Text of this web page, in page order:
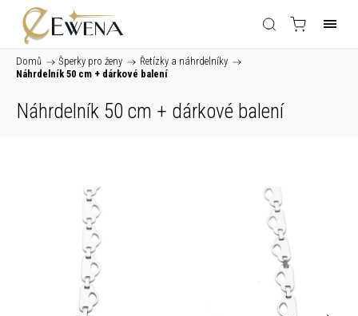
Domů / Šperky pro ženy / Řetízky a náhrdelníky /
Náhrdelník 50 cm + dárkové balení
Náhrdelník 50 cm + dárkové balení